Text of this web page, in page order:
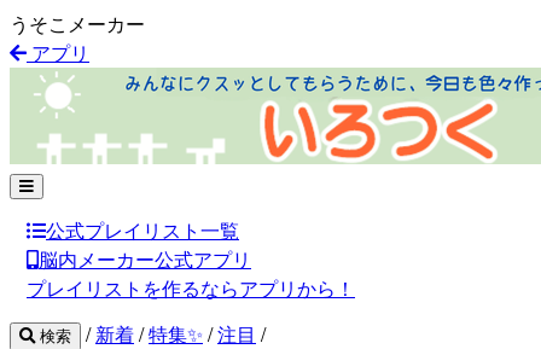
うそこメーカー
アプリ
公式プレイリスト一覧
脳内メーカー公式アプリ
プレイリストを作るならアプリから！
検索 / 新着/特集✨ /注目 /